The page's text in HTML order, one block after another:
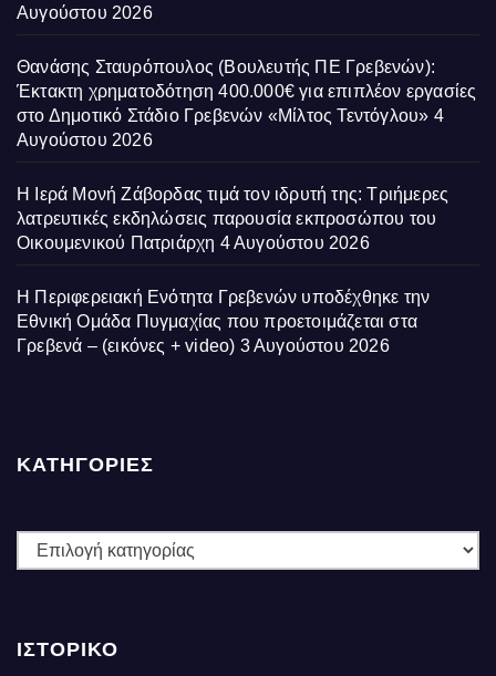
Αυγούστου 2026
Θανάσης Σταυρόπουλος (Βουλευτής ΠΕ Γρεβενών):
Έκτακτη χρηματοδότηση 400.000€ για επιπλέον εργασίες
στο Δημοτικό Στάδιο Γρεβενών «Μίλτος Τεντόγλου» 4
Αυγούστου 2026
Η Ιερά Μονή Ζάβορδας τιμά τον ιδρυτή της: Τριήμερες
λατρευτικές εκδηλώσεις παρουσία εκπροσώπου του
Οικουμενικού Πατριάρχη 4 Αυγούστου 2026
Η Περιφερειακή Ενότητα Γρεβενών υποδέχθηκε την
Εθνική Ομάδα Πυγμαχίας που προετοιμάζεται στα
Γρεβενά – (εικόνες + video) 3 Αυγούστου 2026
ΚΑΤΗΓΟΡΙΕΣ
ΚΑΤΗΓΟΡΙΕΣ
ΙΣΤΟΡΙΚΌ